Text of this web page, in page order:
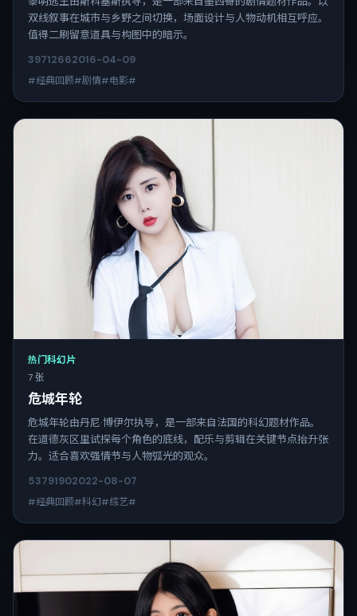
双线叙事在城市与乡野之间切换，场面设计与人物动机相互呼应。
值得二刷留意道具与构图中的暗示。
39712662016-04-09
#经典回顾#剧情#电影#
热门科幻片
7 张
危城年轮
危城年轮由丹尼·博伊尔执导，是一部来自法国的科幻题材作品。
在道德灰区里试探每个角色的底线，配乐与剪辑在关键节点抬升张
力。适合喜欢强情节与人物弧光的观众。
53791902022-08-07
#经典回顾#科幻#综艺#